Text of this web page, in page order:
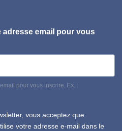
adresse email pour vous
pour vous inscrire. Ex. :
vous acceptez que
votre adresse e-mail dans le